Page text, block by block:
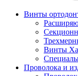
Винты
Винты
Проволока и